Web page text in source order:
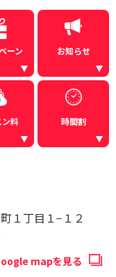
ーン お知らせ
ン料 時間割
１丁目１−１２
mapを見る